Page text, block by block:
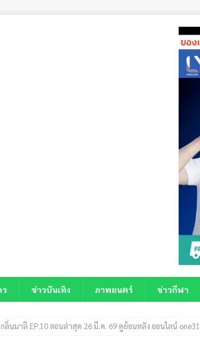
ร ข่าวบันเทิง ภาพยนตร์ ข่าวกีฬา
กลิ่นมาลี EP.10 ตอนล่าสุด 26 มี.ค. 69 ดูย้อนหลัง ออนไลน์ one31